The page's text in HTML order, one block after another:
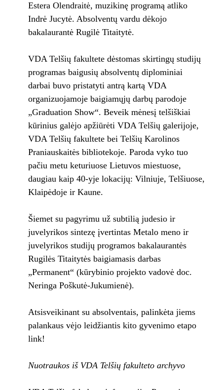
Estera Olendraitė, muzikinę programą atliko
Indrė Jucytė. Absolventų vardu dėkojo
bakalaurantė Rugilė Titaitytė.
VDA Telšių fakultete dėstomas skirtingų studijų
programas baigusių absolventų diplominiai
darbai buvo pristatyti antrą kartą VDA
organizuojamoje baigiamųjų darbų parodoje
„Graduation Show“. Beveik mėnesį telšiškiai
kūrinius galėjo apžiūrėti VDA Telšių galerijoje,
VDA Telšių fakultete bei Telšių Karolinos
Praniauskaitės bibliotekoje. Paroda vyko tuo
pačiu metu keturiuose Lietuvos miestuose,
daugiau kaip 40-yje lokacijų: Vilniuje, Telšiuose,
Klaipėdoje ir Kaune.
Šiemet su pagyrimu už subtilią judesio ir
juvelyrikos sintezę įvertintas Metalo meno ir
juvelyrikos studijų programos bakalaurantės
Rugilės Titaitytės baigiamasis darbas
„Permanent“ (kūrybinio projekto vadovė doc.
Neringa Poškutė-Jukumienė).
Atsisveikinant su absolventais, palinkėta jiems
palankaus vėjo leidžiantis kito gyvenimo etapo
link!
Nuotraukos iš VDA Telšių fakulteto archyvo